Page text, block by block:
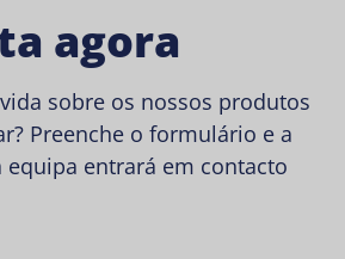
agora
sobre os nossos produtos
Preenche o formulário e a
equipa entrará em contacto